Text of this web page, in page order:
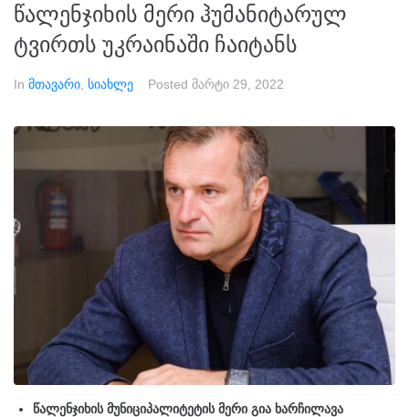
წალენჯიხის მერი ჰუმანიტარულ
ტვირთს უკრაინაში ჩაიტანს
In მთავარი სიახლე Posted მარტი 29, 2022
წალენჯიხის მუნიციპალიტეტის მერი გია ხარჩილავა